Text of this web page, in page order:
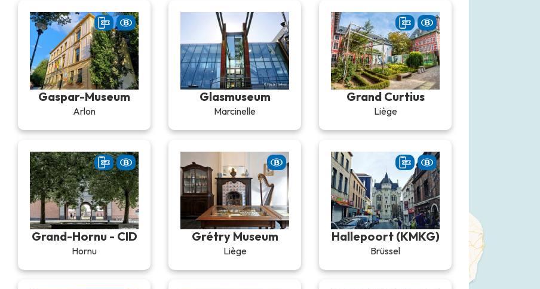
Gaspar-Museum
Arlon
Glasmuseum
Marcinelle
Grand Curtius
Liège
Grand-Hornu - CID
Hornu
Grétry Museum
Liège
Hallepoort (KMKG)
Brüssel